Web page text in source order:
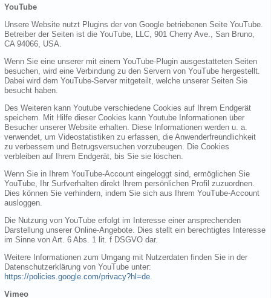
YouTube
Unsere Website nutzt Plugins der von Google betriebenen Seite YouTube.
Betreiber der Seiten ist die YouTube, LLC, 901 Cherry Ave., San Bruno,
CA 94066, USA.
Wenn Sie eine unserer mit einem YouTube-Plugin ausgestatteten Seiten
besuchen, wird eine Verbindung zu den Servern von YouTube hergestellt.
Dabei wird dem YouTube-Server mitgeteilt, welche unserer Seiten Sie
besucht haben.
Des Weiteren kann Youtube verschiedene Cookies auf Ihrem Endgerät
speichern. Mit Hilfe dieser Cookies kann Youtube Informationen über
Besucher unserer Website erhalten. Diese Informationen werden u. a.
verwendet, um Videostatistiken zu erfassen, die Anwenderfreundlichkeit
zu verbessern und Betrugsversuchen vorzubeugen. Die Cookies
verbleiben auf Ihrem Endgerät, bis Sie sie löschen.
Wenn Sie in Ihrem YouTube-Account eingeloggt sind, ermöglichen Sie
YouTube, Ihr Surfverhalten direkt Ihrem persönlichen Profil zuzuordnen.
Dies können Sie verhindern, indem Sie sich aus Ihrem YouTube-Account
ausloggen.
Die Nutzung von YouTube erfolgt im Interesse einer ansprechenden
Darstellung unserer Online-Angebote. Dies stellt ein berechtigtes Interesse
im Sinne von Art. 6 Abs. 1 lit. f DSGVO dar.
Weitere Informationen zum Umgang mit Nutzerdaten finden Sie in der
Datenschutzerklärung von YouTube unter:
https://policies.google.com/privacy?hl=de
Vimeo